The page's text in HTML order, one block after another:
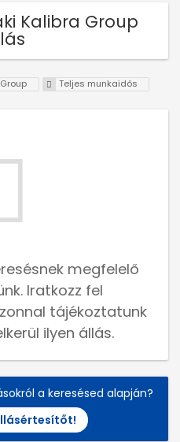
Kalibra Group
Teljes munkaidős
megfelelő
Iratkozz fel
tájékoztatunk
ilyen állás.
a keresésed alapján?